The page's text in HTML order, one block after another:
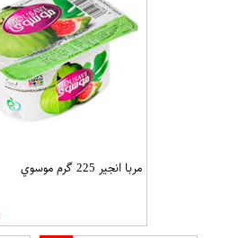
مربا انجیر 225 گرم موسوي